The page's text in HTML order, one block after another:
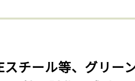
スチール等、グリー